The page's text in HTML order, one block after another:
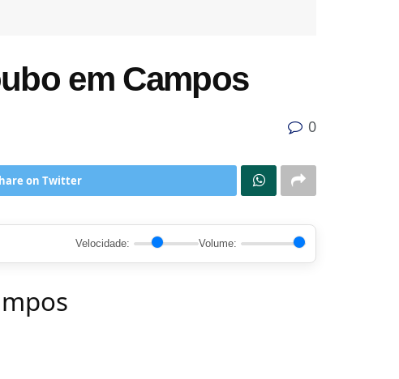
em Campos
0
on Twitter
Velocidade: Volume: